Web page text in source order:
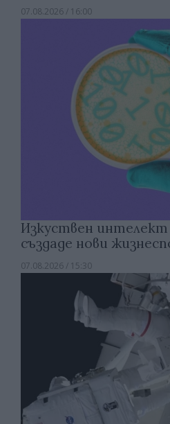
07.08.2026 / 16:00
Изкуствен
създаде нови
07.08.2026 / 15:30